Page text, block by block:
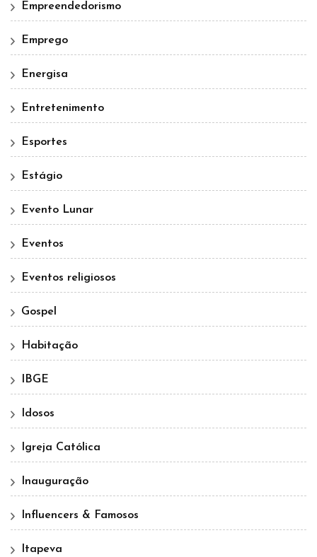
Empreendedorismo
Emprego
Energisa
Entretenimento
Esportes
Estágio
Evento Lunar
Eventos
Eventos religiosos
Gospel
Habitação
IBGE
Idosos
Igreja Católica
Inauguração
Influencers & Famosos
Itapeva